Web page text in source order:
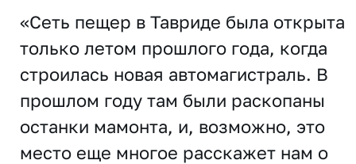
«Сеть пещер в Тавриде была открыта
только летом прошлого года, когда
строилась новая автомагистраль. В
прошлом году там были раскопаны
останки мамонта, и, возможно, это
место еще многое расскажет нам о